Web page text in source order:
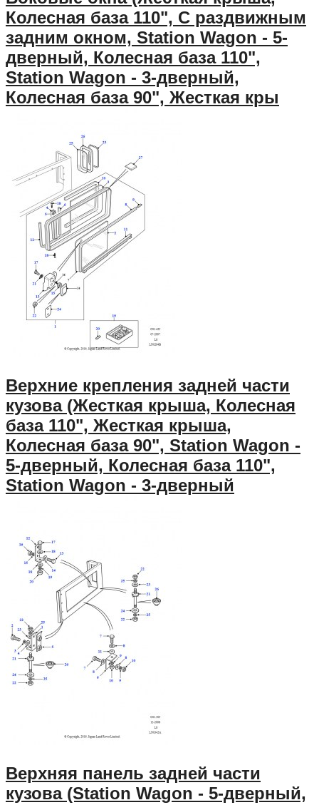
Колесная база 110", С раздвижным
задним окном, Station Wagon - 5-
дверный, Колесная база 110",
Station Wagon - 3-дверный,
Колесная база 90", Жесткая кры
Верхние крепления задней части
кузова (Жесткая крыша, Колесная
база 110", Жесткая крыша,
Колесная база 90", Station Wagon -
5-дверный, Колесная база 110",
Station Wagon - 3-дверный
Верхняя панель задней части
кузова (Station Wagon - 5-дверный,